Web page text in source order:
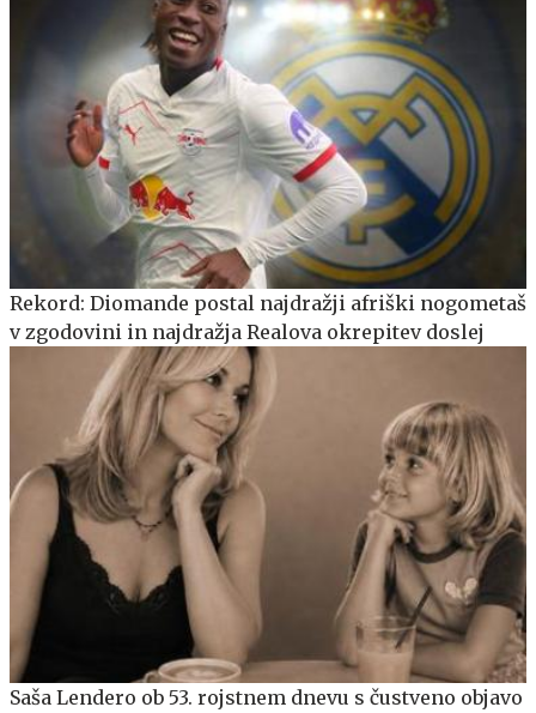
Rekord: Diomande postal najdražji afriški nogometaš
v zgodovini in najdražja Realova okrepitev doslej
Saša Lendero ob 53. rojstnem dnevu s čustveno objavo